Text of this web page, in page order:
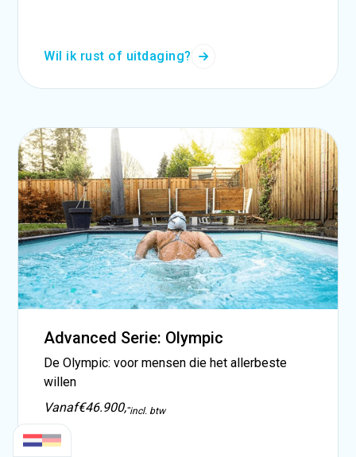
Wil ik rust of uitdaging?
Advanced Serie: Olympic
De Olympic: voor mensen die het allerbeste
willen
Vanaf€46.900,-incl. btw